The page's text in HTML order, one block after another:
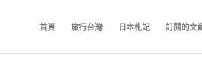
首頁 旅行台灣 日本札記 訂閱的文